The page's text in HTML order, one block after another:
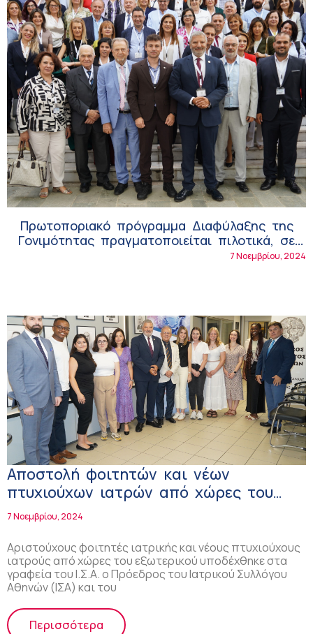
Πρωτοποριακό πρόγραμμα Διαφύλαξης της
Γονιμότητας πραγματοποιείται πιλοτικά, σε
Δήμους της Αττικής, από τον ΕΔΔΥΠΠΥ, υπό
7 Νοεμβρίου, 2024
Αποστολή φοιτητών και νέων
πτυχιούχων ιατρών από χώρες του
εξωτερικού για την Ιπποκρατική
εβδομάδα και την ορκωμοσία των
Αρίστων Ιατρών στο Ασκληπιείο της
Κω, υπό την αιγίδα του ΙΣΑ
7 Νοεμβρίου, 2024
Αριστούχους φοιτητές ιατρικής και νέους πτυχιούχους
ιατρούς από χώρες του εξωτερικού υποδέχθηκε στα
γραφεία του Ι.Σ.Α. ο Πρόεδρος του Ιατρικού Συλλόγου
Αθηνών (ΙΣΑ) και του
Περισσότερα